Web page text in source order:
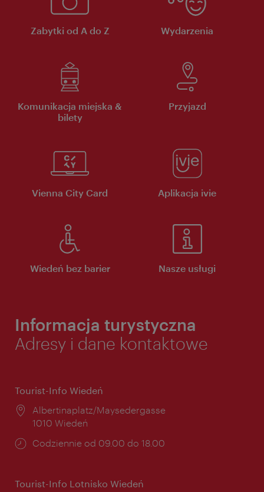
Zabytki od A do Z Wydarzenia
Komunikacja miejska &
bilety
Przyjazd
Vienna City Card Aplikacja ivie
Wiedeń bez barier Nasze usługi
Informacja turystyczna
Adresy i dane kontaktowe
Tourist-Info Wiedeń
Miejsce:
Albertinaplatz/Maysedergasse
1010 Wiedeń
Godziny
Codziennie od 09.00 do 18.00
Tourist-Info Lotnisko Wiedeń